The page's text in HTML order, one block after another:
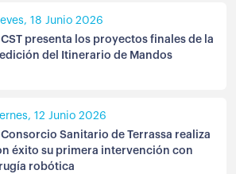
18 Junio 2026
CST presenta los proyectos finales de la
del Itinerario de Mandos
12 Junio 2026
Consorcio Sanitario de Terrassa realiza
éxito su primera intervención con
robótica